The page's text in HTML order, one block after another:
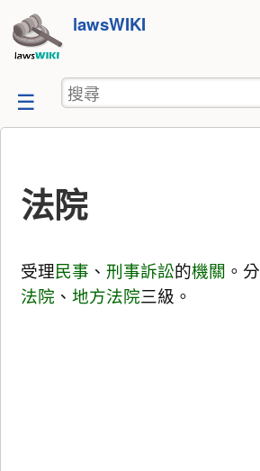
跳
至
容
lawsWIKI
搜
尋
法院
受理民事 、刑事訴訟的機關 。分
法院 、地方法院三級。